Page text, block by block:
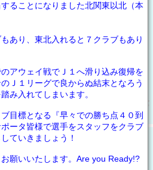
ることになりました北関東以北（本
あり、東北入れると７クラブもあり
アウェイ戦でＪ１へ滑り込み復帰を
Ｊ１リーグで良からぬ結末となろう
み入れてしまいます。
目標となる『早々での勝ち点４０到
ータ皆様で選手をスタッフをクラブ
ていきましょう！
願いいたします。Are you Ready!?